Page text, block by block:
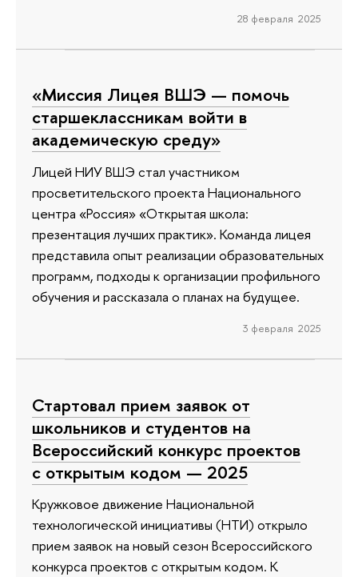
28 февраля 2025
«Миссия Лицея ВШЭ — помочь
старшеклассникам войти в
академическую среду»
Лицей НИУ ВШЭ стал участником
просветительского проекта Национального
центра «Россия» «Открытая школа:
презентация лучших практик». Команда лицея
представила опыт реализации образовательных
программ, подходы к организации профильного
обучения и рассказала о планах на будущее.
3 февраля 2025
Стартовал прием заявок от
школьников и студентов на
Всероссийский конкурс проектов
с открытым кодом — 2025
Кружковое движение Национальной
технологической инициативы (НТИ) открыло
прием заявок на новый сезон Всероссийского
конкурса проектов с открытым кодом. К